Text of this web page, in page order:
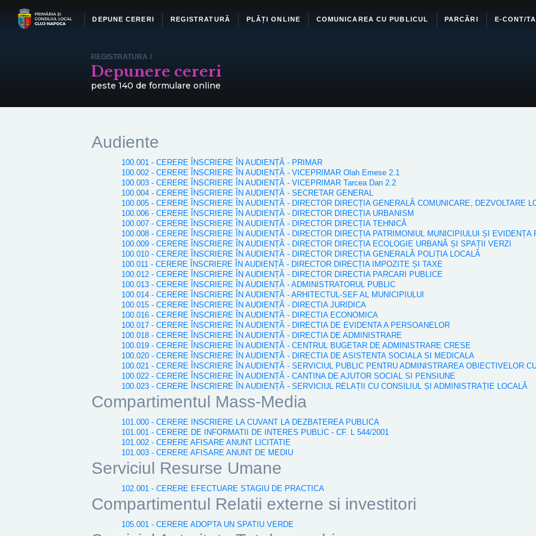
DEPUNE CERERI REGISTRATURĂ PLĂȚI ONLINE COMUNICAREA CU PUBLICUL PARCĂRI E-CONT/
REGISTRATURA /
Depunere cereri
peste 140 de formulare online
Audiente
100.001 - CERERE ÎNSCRIERE ÎN AUDIENȚĂ - PRIMAR
100.002 - CERERE ÎNSCRIERE ÎN AUDIENȚĂ - VICEPRIMAR Olah Emese 2.1
100.003 - CERERE ÎNSCRIERE ÎN AUDIENȚĂ - VICEPRIMAR Tarcea Dan 2.2
100.004 - CERERE ÎNSCRIERE ÎN AUDIENȚĂ - SECRETAR GENERAL
100.005 - CERERE ÎNSCRIERE ÎN AUDIENȚĂ - DIRECTOR DIRECȚIA GENERALĂ COMUNICARE, DEZVOLTARE
100.006 - CERERE ÎNSCRIERE ÎN AUDIENȚĂ - DIRECTOR DIRECȚIA URBANISM
100.007 - CERERE ÎNSCRIERE ÎN AUDIENȚĂ - DIRECTOR DIRECȚIA TEHNICĂ
100.008 - CERERE ÎNSCRIERE ÎN AUDIENȚĂ - DIRECTOR DIRECȚIA PATRIMONIUL MUNICIPIULUI ȘI EVIDENȚA
100.009 - CERERE ÎNSCRIERE ÎN AUDIENȚĂ - DIRECTOR DIRECȚIA ECOLOGIE URBANĂ ȘI SPAȚII VERZI
100.010 - CERERE ÎNSCRIERE ÎN AUDIENȚĂ - DIRECTOR DIRECȚIA GENERALĂ POLIȚIA LOCALĂ
100.011 - CERERE ÎNSCRIERE ÎN AUDIENȚĂ - DIRECTOR DIRECȚIA IMPOZITE ȘI TAXE
100.012 - CERERE ÎNSCRIERE ÎN AUDIENȚĂ - DIRECTOR DIRECTIA PARCARI PUBLICE
100.013 - CERERE ÎNSCRIERE ÎN AUDIENȚĂ - ADMINISTRATORUL PUBLIC
100.014 - CERERE ÎNSCRIERE ÎN AUDIENȚĂ - ARHITECTUL-SEF AL MUNICIPIULUI
100.015 - CERERE ÎNSCRIERE ÎN AUDIENȚĂ - DIRECTIA JURIDICA
100.016 - CERERE ÎNSCRIERE ÎN AUDIENȚĂ - DIRECTIA ECONOMICA
100.017 - CERERE ÎNSCRIERE ÎN AUDIENȚĂ - DIRECTIA DE EVIDENTA A PERSOANELOR
100.018 - CERERE ÎNSCRIERE ÎN AUDIENȚĂ - DIRECTIA DE ADMINISTRARE
100.019 - CERERE ÎNSCRIERE ÎN AUDIENȚĂ - CENTRUL BUGETAR DE ADMINISTRARE CRESE
100.020 - CERERE ÎNSCRIERE ÎN AUDIENȚĂ - DIRECTIA DE ASISTENTA SOCIALA SI MEDICALA
100.021 - CERERE ÎNSCRIERE ÎN AUDIENȚĂ - SERVICIUL PUBLIC PENTRU ADMINISTRAREA OBIECTIVELOR
100.022 - CERERE ÎNSCRIERE ÎN AUDIENȚĂ - CANTINA DE AJUTOR SOCIAL SI PENSIUNE
100.023 - CERERE ÎNSCRIERE ÎN AUDIENȚĂ - SERVICIUL RELAȚII CU CONSILIUL ȘI ADMINISTRAȚIE LOCALĂ
Compartimentul Mass-Media
101.000 - CERERE INSCRIERE LA CUVANT LA DEZBATEREA PUBLICA
101.001 - CERERE DE INFORMATII DE INTERES PUBLIC - CF. L 544/2001
101.002 - CERERE AFISARE ANUNT LICITATIE
101.003 - CERERE AFISARE ANUNT DE MEDIU
Serviciul Resurse Umane
102.001 - CERERE EFECTUARE STAGIU DE PRACTICA
Compartimentul Relatii externe si investitori
105.001 - CERERE ADOPTA UN SPATIU VERDE